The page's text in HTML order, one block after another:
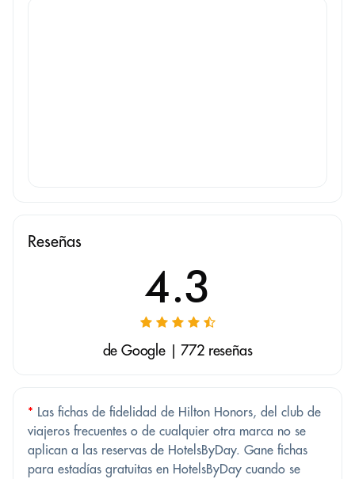
Reseñas
4.3
de Google | 772 reseñas
* Las fichas de fidelidad de Hilton Honors, del club de
viajeros frecuentes o de cualquier otra marca no se
aplican a las reservas de HotelsByDay. Gane fichas
para estadías gratuitas en HotelsByDay cuando se